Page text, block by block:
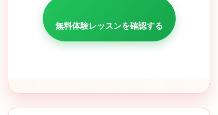
無料体験レッスンを確認する